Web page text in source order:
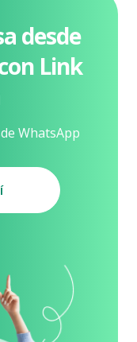
desde
Link
WhatsApp